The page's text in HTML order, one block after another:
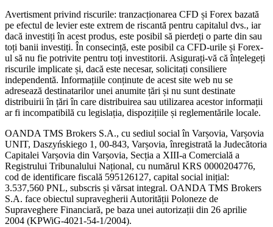
Avertisment privind riscurile: tranzacționarea CFD și Forex bazată
pe efectul de levier este extrem de riscantă pentru capitalul dvs., iar
dacă investiți în acest produs, este posibil să pierdeți o parte din sau
toți banii investiți. În consecință, este posibil ca CFD-urile și Forex-
ul să nu fie potrivite pentru toți investitorii. Asigurați-vă că înțelegeți
riscurile implicate și, dacă este necesar, solicitați consiliere
independentă. Informațiile conținute de acest site web nu se
adresează destinatarilor unei anumite țări și nu sunt destinate
distribuirii în țări în care distribuirea sau utilizarea acestor informații
ar fi incompatibilă cu legislația, dispozițiile și reglementările locale.
OANDA TMS Brokers S.A., cu sediul social în Varșovia, Varșovia
UNIT, Daszyńskiego 1, 00-843, Varșovia, înregistrată la Judecătoria
Capitalei Varșovia din Varșovia, Secția a XIII-a Comercială a
Registrului Tribunalului Național, cu numărul KRS 0000204776,
cod de identificare fiscală 595126127, capital social inițial:
3.537,560 PNL, subscris și vărsat integral. OANDA TMS Brokers
S.A. face obiectul supravegherii Autorității Poloneze de
Supraveghere Financiară, pe baza unei autorizații din 26 aprilie
2004 (KPWiG-4021-54-1/2004).